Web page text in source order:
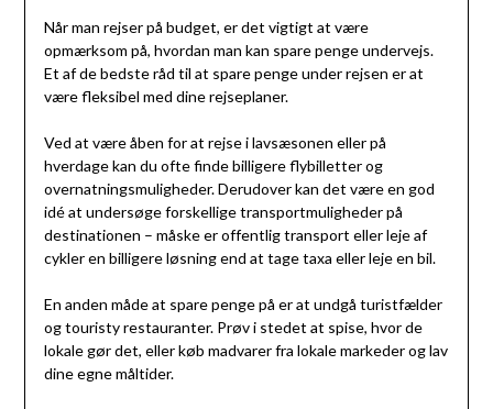
Når man rejser på budget, er det vigtigt at være
opmærksom på, hvordan man kan spare penge undervejs.
Et af de bedste råd til at spare penge under rejsen er at
være fleksibel med dine rejseplaner.
Ved at være åben for at rejse i lavsæsonen eller på
hverdage kan du ofte finde billigere flybilletter og
overnatningsmuligheder. Derudover kan det være en god
idé at undersøge forskellige transportmuligheder på
destinationen – måske er offentlig transport eller leje af
cykler en billigere løsning end at tage taxa eller leje en bil.
En anden måde at spare penge på er at undgå turistfælder
og touristy restauranter. Prøv i stedet at spise, hvor de
lokale gør det, eller køb madvarer fra lokale markeder og lav
dine egne måltider.